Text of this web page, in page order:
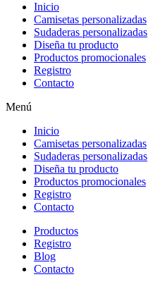
Inicio
Camisetas personalizadas
Sudaderas personalizadas
Diseña tu producto
Productos promocionales
Registro
Contacto
Menú
Inicio
Camisetas personalizadas
Sudaderas personalizadas
Diseña tu producto
Productos promocionales
Registro
Contacto
Productos
Registro
Blog
Contacto